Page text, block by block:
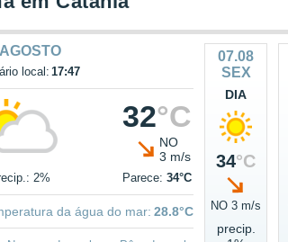
local: 17:47
32°C
NO
3 m/s
2% Parece:34°C
da água do mar: 28.8°C
07.08
SEX
DIA
34°C
NO 3 m/s
precip.